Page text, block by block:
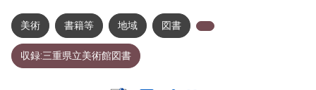
美術 書籍等 地域 図書
収録:三重県立美術館図書